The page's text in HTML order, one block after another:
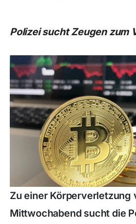
Polizei sucht Zeugen zum
Zu einer Körperverletzung
Mittwochabend sucht die